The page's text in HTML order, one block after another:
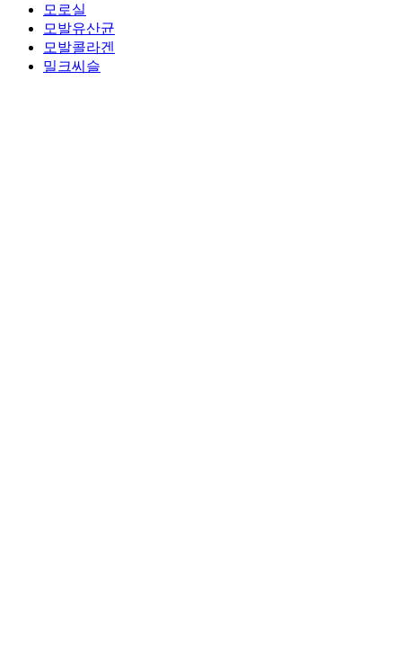
모로실
모발유산균
모발콜라겐
밀크씨슬